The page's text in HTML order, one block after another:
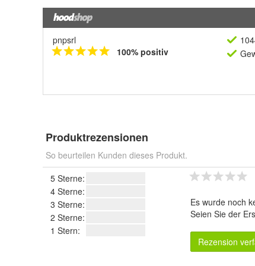
pnpsrl
100% positiv
Produktrezensionen
So beurteilen Kunden dieses Produkt.
5 Sterne:
4 Sterne:
3 Sterne:
2 Sterne:
1 Stern:
Es wurde noch
Seien Sie der
Rezension